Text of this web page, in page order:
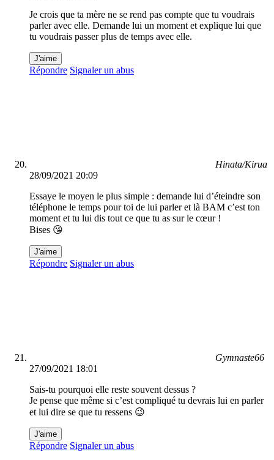
Je crois que ta mère ne se rend pas compte que tu voudrais
parler avec elle. Demande lui un moment et explique lui que
tu voudrais passer plus de temps avec elle.
J'aime
Répondre Signaler un abus
Hinata/Kirua
28/09/2021 20:09
Essaye le moyen le plus simple : demande lui d’éteindre son
téléphone le temps pour toi de lui parler et là BAM c’est ton
moment et tu lui dis tout ce que tu as sur le cœur !
Bises 😘
J'aime
Répondre Signaler un abus
Gymnaste66
27/09/2021 18:01
Sais-tu pourquoi elle reste souvent dessus ?
Je pense que même si c’est compliqué tu devrais lui en parler
et lui dire se que tu ressens 😉
J'aime
Répondre Signaler un abus